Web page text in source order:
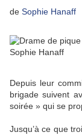
de Sophie Hanaff
Depuis leur
brigade suivent
soirée » qui se
Jusqu’à ce que